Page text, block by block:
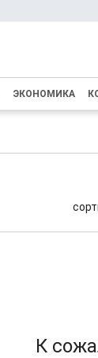
ЭКОНОМИКА
К